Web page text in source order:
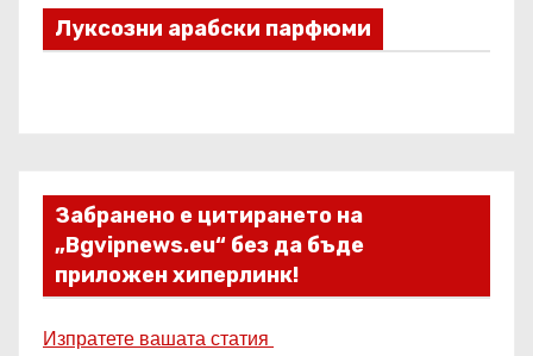
Луксозни арабски парфюми
Забранено е цитирането на
„Bgvipnews.eu“ без да бъде
приложен хиперлинк!
Изпратете вашата статия